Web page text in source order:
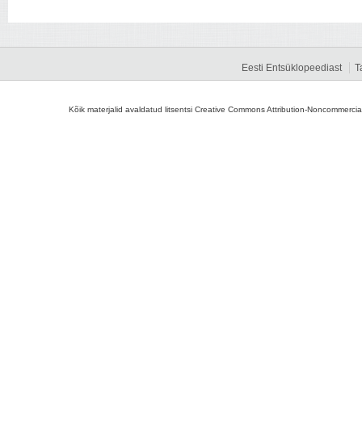
Eesti Entsüklopeediast
Kõik materjalid avaldatud litsentsi Creative Commons Attribution-